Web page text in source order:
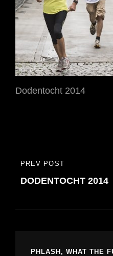
Dodentocht 2014
Bericht
navigatie
PREVIOUS
POST
PREV POST
DODENTOCHT 2014
PHLASH, WHAT THE